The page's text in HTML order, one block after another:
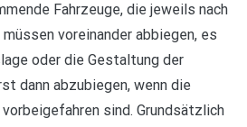
Fahrzeuge, die jeweils nach
voreinander abbiegen, es
oder die Gestaltung der
dann abzubiegen, wenn die
vorbeigefahren sind. Grundsätzlich